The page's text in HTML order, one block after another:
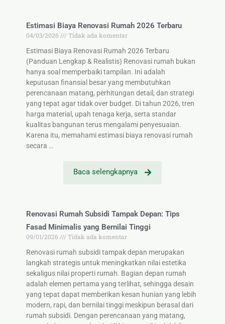
Estimasi Biaya Renovasi Rumah 2026 Terbaru
04/03/2026
Tidak ada komentar
Estimasi Biaya Renovasi Rumah 2026 Terbaru
(Panduan Lengkap & Realistis) Renovasi rumah bukan
hanya soal memperbaiki tampilan. Ini adalah
keputusan finansial besar yang membutuhkan
perencanaan matang, perhitungan detail, dan strategi
yang tepat agar tidak over budget. Di tahun 2026, tren
harga material, upah tenaga kerja, serta standar
kualitas bangunan terus mengalami penyesuaian.
Karena itu, memahami estimasi biaya renovasi rumah
secara …
Baca selengkapnya
Renovasi Rumah Subsidi Tampak Depan: Tips
Fasad Minimalis yang Bernilai Tinggi
09/01/2026
Tidak ada komentar
Renovasi rumah subsidi tampak depan merupakan
langkah strategis untuk meningkatkan nilai estetika
sekaligus nilai properti rumah. Bagian depan rumah
adalah elemen pertama yang terlihat, sehingga desain
yang tepat dapat memberikan kesan hunian yang lebih
modern, rapi, dan bernilai tinggi meskipun berasal dari
rumah subsidi. Dengan perencanaan yang matang,